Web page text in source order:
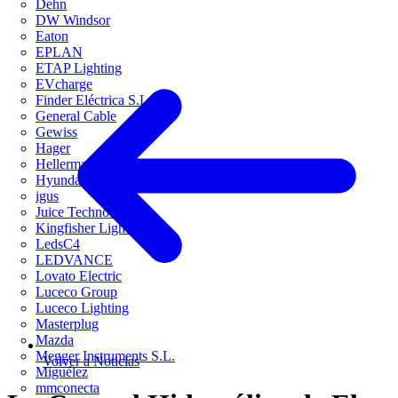
Dehn
DW Windsor
Eaton
EPLAN
ETAP Lighting
EVcharge
Finder Eléctrica S.L.U
General Cable
Gewiss
Hager
HellermannTyton
Hyundai Electric
igus
Juice Technology
Kingfisher Lighting
LedsC4
LEDVANCE
Lovato Electric
Luceco Group
Luceco Lighting
Masterplug
Mazda
Megger Instruments S.L.
Miguélez
mmconecta
Volver a Noticias